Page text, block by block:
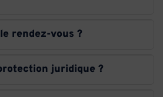
rendez-vous ?
juridique ?